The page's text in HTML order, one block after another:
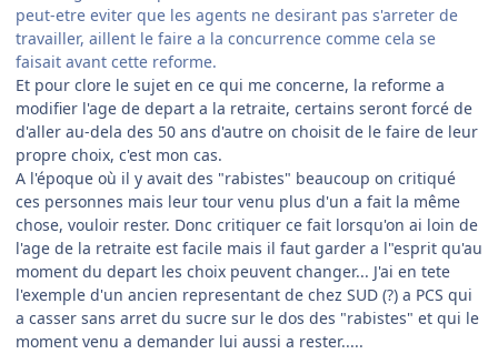
peut-etre eviter que les agents ne desirant pas s'arreter de
travailler, aillent le faire a la concurrence comme cela se
faisait avant cette reforme.
Et pour clore le sujet en ce qui me concerne, la reforme a
modifier l'age de depart a la retraite, certains seront forcé de
d'aller au-dela des 50 ans d'autre on choisit de le faire de leur
propre choix, c'est mon cas.
A l'époque où il y avait des "rabistes" beaucoup on critiqué
ces personnes mais leur tour venu plus d'un a fait la même
chose, vouloir rester. Donc critiquer ce fait lorsqu'on ai loin de
l'age de la retraite est facile mais il faut garder a l"esprit qu'au
moment du depart les choix peuvent changer... J'ai en tete
l'exemple d'un ancien representant de chez SUD (?) a PCS qui
a casser sans arret du sucre sur le dos des "rabistes" et qui le
moment venu a demander lui aussi a rester.....